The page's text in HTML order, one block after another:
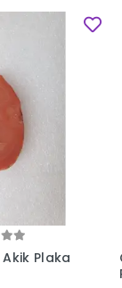
Plaka